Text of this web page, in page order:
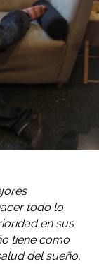
todo lo
en sus
tiene como
del sueño,